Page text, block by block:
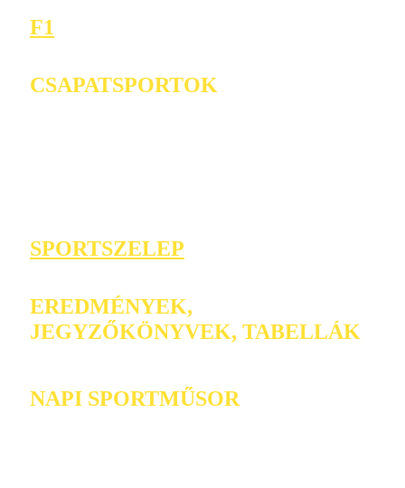
F1
CSAPATSPORTOK
SPORTSZELEP
EREDMÉNYEK,
JEGYZŐKÖNYVEK, TABELLÁK
NAPI SPORTMŰSOR